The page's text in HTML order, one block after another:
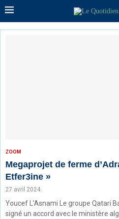
ZOOM
Megaprojet de ferme
Etfer3ine »
27 avril 2024
Youcef L’Asnami Le groupe Qatari
signé un accord avec le ministère